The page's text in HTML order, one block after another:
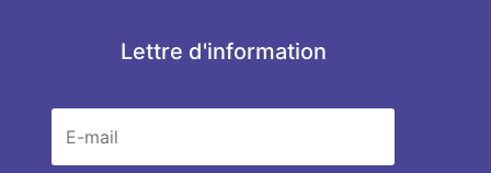
Lettre d'information